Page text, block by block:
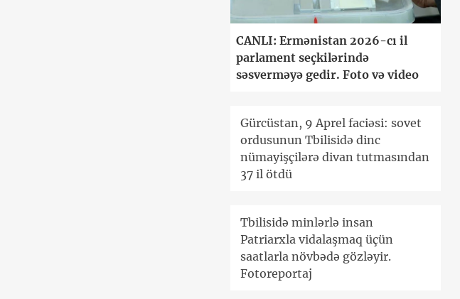
CANLI: Ermənistan 2026-cı il
parlament seçkilərində
səsverməyə gedir. Foto və video
Gürcüstan, 9 Aprel faciəsi: sovet
ordusunun Tbilisidə dinc
nümayişçilərə divan tutmasından
37 il ötdü
Tbilisidə minlərlə insan
Patriarxla vidalaşmaq üçün
saatlarla növbədə gözləyir.
Fotoreportaj